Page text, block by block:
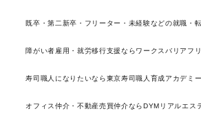
既卒・第二新卒・フリーター・未経験などの就職・
障がい者雇用・就労移行支援ならワークスバリアフ
寿司職人になりたいなら東京寿司職人育成アカデミ
オフィス仲介・不動産売買仲介ならDYMリアルエス